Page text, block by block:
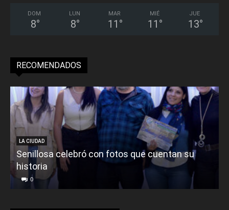
DOM
8°
LUN
8°
MAR
11 °
MIÉ
11 °
JUE
13°
RECOMENDADOS
LA CIUDAD
Senillosa celebró con fotos que cuentan su
historia
0